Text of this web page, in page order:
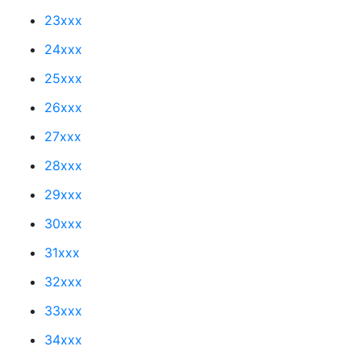
23xxx
24xxx
25xxx
26xxx
27xxx
28xxx
29xxx
30xxx
31xxx
32xxx
33xxx
34xxx